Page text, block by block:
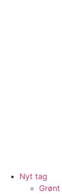
Nyt tag